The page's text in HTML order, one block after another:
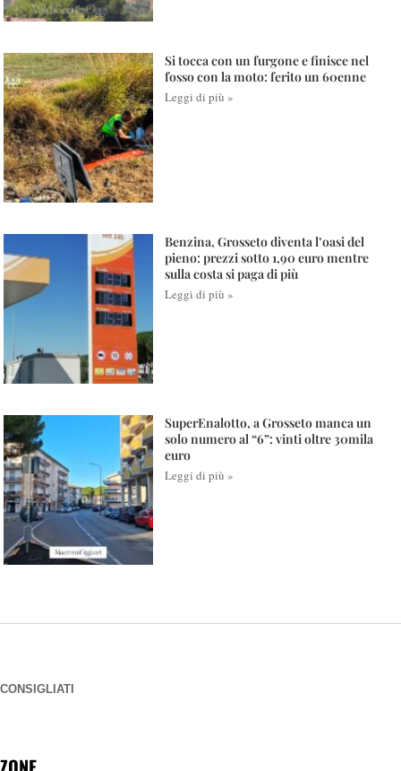
Si tocca con un furgone e finisce nel
fosso con la moto: ferito un 60enne
Leggi di più »
Benzina, Grosseto diventa l’oasi del
pieno: prezzi sotto 1,90 euro mentre
sulla costa si paga di più
Leggi di più »
SuperEnalotto, a Grosseto manca un
solo numero al “6”: vinti oltre 30mila
euro
Leggi di più »
CONSIGLIATI